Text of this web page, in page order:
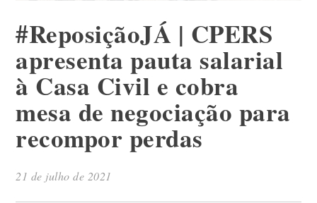
#ReposiçãoJÁ | CPERS
apresenta pauta salarial
à Casa Civil e cobra
mesa de negociação para
recompor perdas
21 de julho de 2021